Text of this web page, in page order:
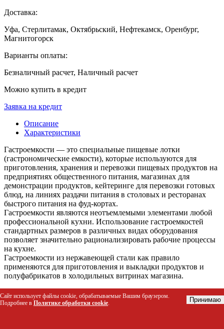
Доставка:
Уфа, Стерлитамак, Октябрьский, Нефтекамск, Оренбург,
Магнитогорск
Варианты оплаты:
Безналичный расчет, Наличный расчет
Можно купить в кредит
Заявка на кредит
Описание
Характеристики
Гастроемкости — это специальные пищевые лотки
(гастрономические емкости), которые используются для
приготовления, хранения и перевозки пищевых продуктов на
предприятиях общественного питания, магазинах для
демонстрации продуктов, кейтеринге для перевозки готовых
блюд, на линиях раздачи питания в столовых и ресторанах
быстрого питания на фуд-кортах.
Гастроемкости являются неотъемлемыми элементами любой
профессиональной кухни. Использование гастроемкостей
стандартных размеров в различных видах оборудования
позволяет значительно рационализировать рабочие процессы
на кухне.
Гастроемкости из нержавеющей стали как правило
применяются для приготовления и выкладки продуктов и
полуфабрикатов в холодильных витринах магазина.
Габариты: 530x325x40mm
Сайт использует файлы cookie, обрабатываемые Вашим браузером.
Подробнее в Политике обработки cookie. Принимаю